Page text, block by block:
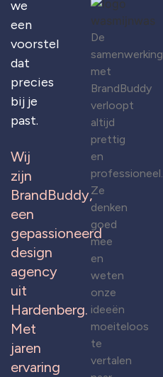
we
een
voorstel
dat
precies
bij je
past.
Wij
zijn
BrandBuddy,
een
gepassioneerd
design
agency
uit
Hardenberg.
Met
jaren
ervaring
De
samenwerking
met
BrandBuddy
verloopt
altijd
prettig
en
professioneel.
Ze
denken
goed
mee
en
weten
onze
ideeën
moeiteloos
te
vertalen